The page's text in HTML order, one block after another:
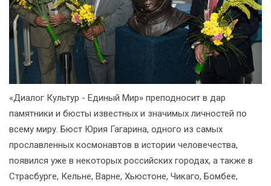
«Диалог Культур - Единый Мир» преподносит в дар
памятники и бюсты известных и значимых личностей по
всему миру. Бюст Юрия Гагарина, одного из самых
прославленных космонавтов в истории человечества,
появился уже в некоторых российских городах, а также в
Страсбурге, Кельне, Варне, Хьюстоне, Чикаго, Бомбее,